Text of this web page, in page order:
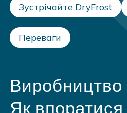
Зустрічайте DryFrost
Переваги
Виробництво
Як впоратися